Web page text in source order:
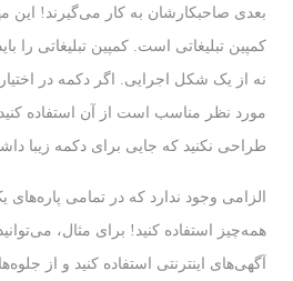
بعدی صاحبکارشان به کار می‌گیرند! این
کمپین تبلیغاتی است. کمپین تبلیغاتی را
نه از یک شکل اجرایی. اگر دکمه در
مورد نظر مناسب است از آن استفاده
طراحی نکنید که جایی برای دکمه زیبا
الزامی وجود ندارد که در تمامی پاره‌های
همه‌چیز استفاده کنید! برای مثال،
آگهی‌های اینترنتی استفاده کنید و از